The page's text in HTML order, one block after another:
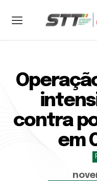
Home
Sobre a STT
Serviços
contra
em